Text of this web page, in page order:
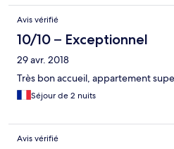
Avis vérifié
10/10 – Exceptionnel
29 avr. 2018
Très bon accueil, appartement
Séjour de 2 nuits
Avis vérifié